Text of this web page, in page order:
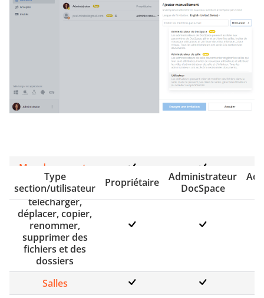
Type
section/utilisateur
Propriétaire
Administrateur
DocSpace
Mes documents
Créer,
télécharger,
déplacer, copier,
renommer,
supprimer des
fichiers et des
dossiers
Salles